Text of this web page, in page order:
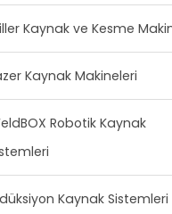
Kaynak ve Kesme
Kaynak Makineleri
Robotik Kaynak
Kaynak Sistemleri